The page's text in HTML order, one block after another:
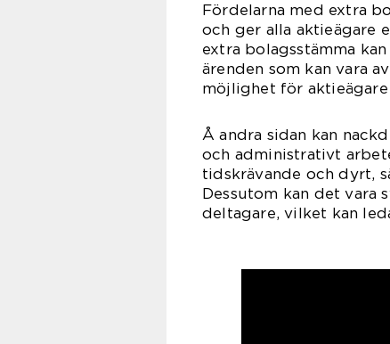
Fördelarna med extra
och ger alla aktieägare
extra bolagsstämma
ärenden som kan vara
möjlighet för
Å andra sidan kan
och administrativt
tidskrävande och dyrt,
Dessutom kan det vara
deltagare, vilket kan